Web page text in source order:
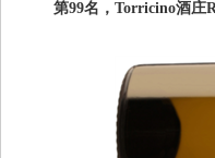
第99名，Torricino酒庄